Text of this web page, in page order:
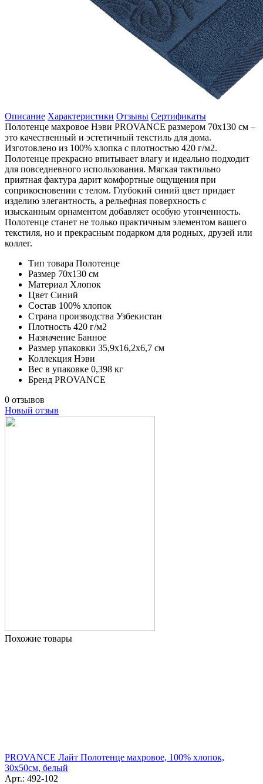
Описание Характеристики Отзывы Сертификаты
Полотенце махровое Нэви PROVANCE размером 70х130 см –
это качественный и эстетичный текстиль для дома.
Изготовлено из 100% хлопка с плотностью 420 г/м2.
Полотенце прекрасно впитывает влагу и идеально подходит
для повседневного использования. Мягкая тактильно
приятная фактура дарит комфортные ощущения при
соприкосновении с телом. Глубокий синий цвет придает
изделию элегантность, а рельефная поверхность с
изысканным орнаментом добавляет особую утонченность.
Полотенце станет не только практичным элементом вашего
текстиля, но и прекрасным подарком для родных, друзей или
коллег.
Тип товара Полотенце
Размер 70х130 см
Материал Хлопок
Цвет Синий
Состав 100% хлопок
Страна производства Узбекистан
Плотность 420 г/м2
Назначение Банное
Размер упаковки 35,9х16,2х6,7 см
Коллекция Нэви
Вес в упаковке 0,398 кг
Бренд PROVANCE
0 отзывов
Новый отзыв
Похожие товары
PROVANCE Лайт Полотенце махровое, 100% хлопок,
30х50см, белый
Арт.: 492-102